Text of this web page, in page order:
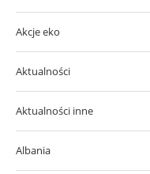
Akcje eko
Aktualności
Aktualności inne
Albania